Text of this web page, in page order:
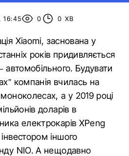
0 0 ХВ
Xiaomi, заснована у
років придивляється
автомобільного. Будувати
компанія вчилась на
а у 2019 році
доларів в
електрокарів XPeng
іншого
NIO. А нещодавно